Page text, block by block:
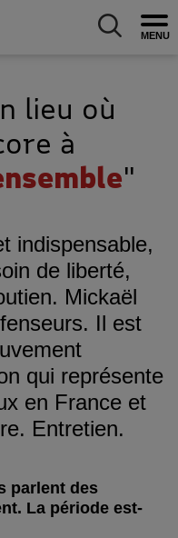
l'accueil Allez au
lieu où
à
"
indispensable,
de liberté,
Mickaël
Il est
qui représente
en France et
Entretien.
parlent des
La période est-